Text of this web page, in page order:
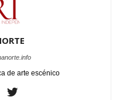
de arte escénico